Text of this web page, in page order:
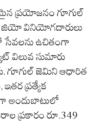
ప్రయోజనం గూగుల్
జియో వినియోగదారులు
సేవలను ఉచితంగా
విలువ సుమారు
గూగుల్ జెమిని ఆధారిత
ప్రత్యేక
అందుబాటులో
ప్రకారం రూ.349